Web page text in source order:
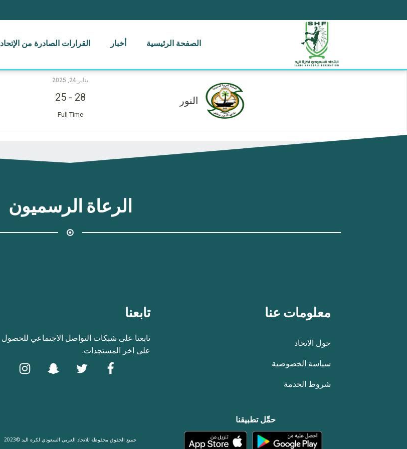
الصفحة الرئيسية أخبار القرارات الصادرة من الإتحاد
النور
يناير 24, 2025
28
-
25
Full Time
الرعاة الرسميون
معلومات عنا
حول الاتحاد
سياسة الخصوصية
شروط الخدمة
تابعنا
تابعنا على شبكات التواصل الاجتماعي للحصول
على اخر المستجدات.
حمِّل تطبيقنا
جميع الحقوق محفوظة للاتحاد العربي السعودي لكرة اليد ©2023